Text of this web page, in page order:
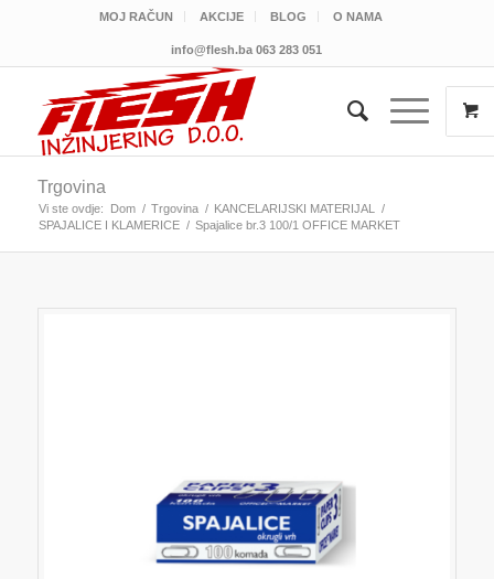
MOJ RAČUN AKCIJE BLOG O NAMA
info@flesh.ba 063 283 051
Trgovina
Vi ste ovdje: Dom / Trgovina / KANCELARIJSKI MATERIJAL
/
SPAJALICE I KLAMERICE / Spajalice br.3 100/1 OFFICE MARKET